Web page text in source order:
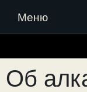
Меню
к
содержимому
Об